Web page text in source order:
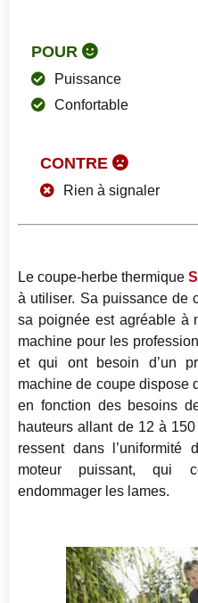
POUR
Puissance
Confortable
CONTRE
Rien à signaler
Le coupe-herbe thermique
à utiliser. Sa puissance de
sa poignée est agréable à
machine pour les
et qui ont besoin d’un
machine de coupe dispose
en fonction des besoins
hauteurs allant de 12 à
ressent dans
moteur puissant, qui
endommager les lames.